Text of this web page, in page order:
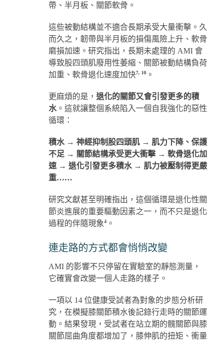
帶、半月板、關節軟骨。
這些被動結構並不適合長期承受大量衝擊。久
而久之，韌帶與半月板的損傷風險上升、軟骨
磨損加速。研究指出，長期未處理的 AMI 會
導致股四頭肌廢用性萎縮、關節被動結構負荷
加重、軟骨退化速度加快7, 10 。
更麻煩的是， 退化的關節又會引發更多的積
水。這就讓整個系統陷入一個自我強化的惡性
循環：
積水 → 神經抑制股四頭肌 → 肌力下降、保護
不足 → 關節結構承受更大衝擊 → 軟骨退化加
速 → 退化引發更多積水 → 肌力被壓制得更嚴
重……
研究文獻甚至明確指出，這個循環是退化性關
節炎進展的重要驅動因素之一，而不只是退化
過程的伴隨現象4 。
連走路的方式都會悄悄改變
AMI 的影響不只停留在實驗室的靜態測量，
它確實會改變一個人走路的樣子。
一項以 14 位健康受試者為對象的步態分析研
究，在模擬膝關節積水後記錄行走時的關節運
動。結果發現，受試者在站立期的髖關節與膝
關節屈曲角度都增加了，膝伸肌的扭矩、衝量